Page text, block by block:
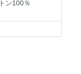
ン100％